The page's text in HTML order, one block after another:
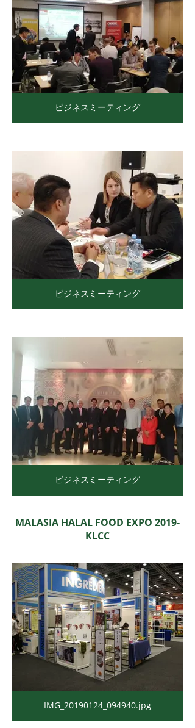
ビジネスミーティング
ビジネスミーティング
ビジネスミーティング
MALASIA HALAL FOOD EXPO 2019-
KLCC
IMG_20190124_094940.jpg